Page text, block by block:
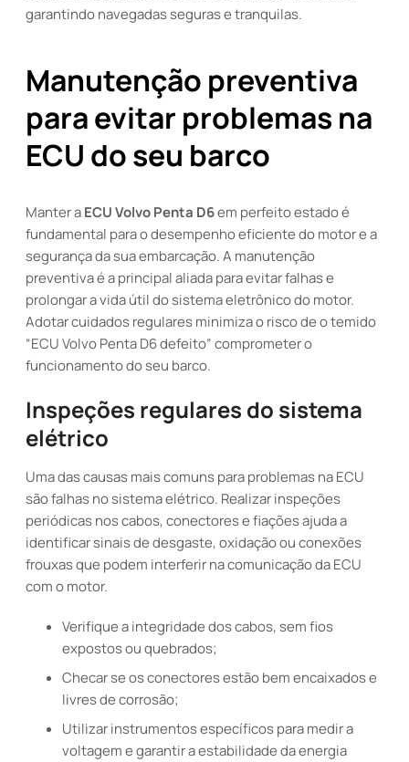
garantindo navegadas seguras e tranquilas.
Manutenção preventiva
para evitar problemas na
ECU do seu barco
Manter aECU Volvo Penta D6em perfeito estado é
fundamental para o desempenho eficiente do motor e a
segurança da sua embarcação. A manutenção
preventiva é a principal aliada para evitar falhas e
prolongar a vida útil do sistema eletrônico do motor.
Adotar cuidados regulares minimiza o risco de o temido
“ECU Volvo Penta D6 defeito” comprometer o
funcionamento do seu barco.
Inspeções regulares do sistema
elétrico
Uma das causas mais comuns para problemas na ECU
são falhas no sistema elétrico. Realizar inspeções
periódicas nos cabos, conectores e fiações ajuda a
identificar sinais de desgaste, oxidação ou conexões
frouxas que podem interferir na comunicação da ECU
com o motor.
Verifique a integridade dos cabos, sem fios
expostos ou quebrados;
Checar se os conectores estão bem encaixados e
livres de corrosão;
Utilizar instrumentos específicos para medir a
voltagem e garantir a estabilidade da energia